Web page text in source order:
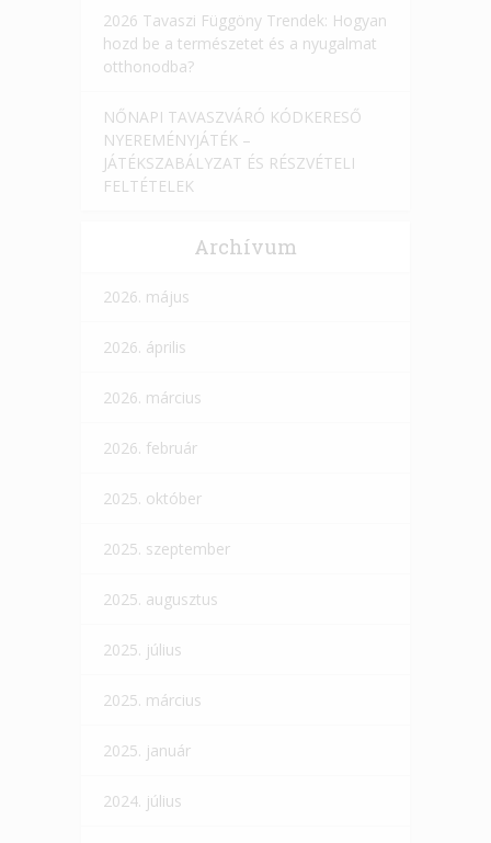
2026 Tavaszi Függöny Trendek: Hogyan
hozd be a természetet és a nyugalmat
otthonodba?
NŐNAPI TAVASZVÁRÓ KÓDKERESŐ
NYEREMÉNYJÁTÉK –
JÁTÉKSZABÁLYZAT ÉS RÉSZVÉTELI
FELTÉTELEK
Archívum
2026. május
2026. április
2026. március
2026. február
2025. október
2025. szeptember
2025. augusztus
2025. július
2025. március
2025. január
2024. július